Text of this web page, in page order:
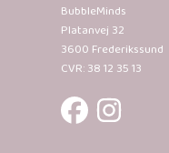
BubbleMinds
Platanvej 32
3600 Frederikssund
CVR: 38 12 35 13